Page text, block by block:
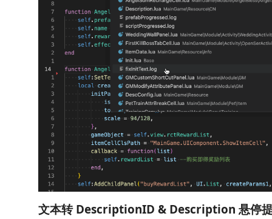
文本转 DescriptionID & Description 悬停